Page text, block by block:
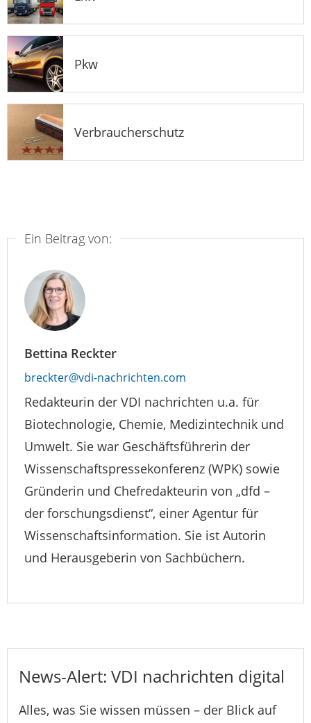
Pkw
Verbraucherschutz
Ein Beitrag von:
Bettina Reckter
breckter@vdi-nachrichten.com
Redakteurin der VDI nachrichten u.a. für
Biotechnologie, Chemie, Medizintechnik und
Umwelt. Sie war Geschäftsführerin der
Wissenschaftspressekonferenz (WPK) sowie
Gründerin und Chefredakteurin von „dfd –
der forschungsdienst“, einer Agentur für
Wissenschaftsinformation. Sie ist Autorin
und Herausgeberin von Sachbüchern.
News-Alert: VDI nachrichten digital
Alles, was Sie wissen müssen – der Blick auf